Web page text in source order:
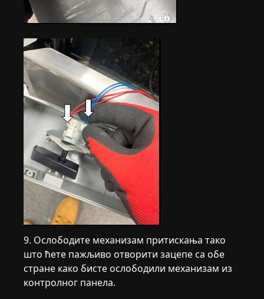
9. Ослободите механизам притискања тако
што ћете пажљиво отворити зацепе са обе
стране како бисте ослободили механизам из
контролног панела.